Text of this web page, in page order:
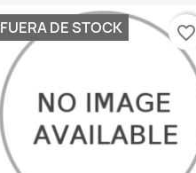
FUERA DE STOCK favorite_border